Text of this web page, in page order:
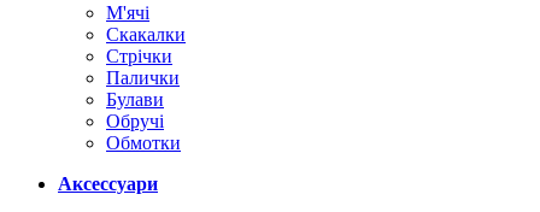
М'ячі
Скакалки
Стрічки
Палички
Булави
Обручі
Обмотки
Аксессуари